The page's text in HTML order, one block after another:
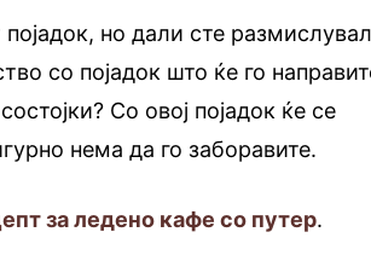
но дали сте
со појадок што ќе го
Со овој појадок ќе се
нема да го заборавите.
за ледено кафе со путер.